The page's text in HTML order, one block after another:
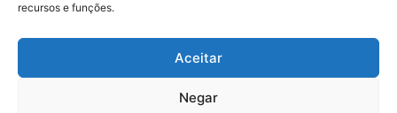
recursos e funções.
Aceitar
Negar
Rua do Sau - Centro - Anadia - AL - CEP:
© 2022 - 2026 Alagoas Brasil Notícias. Todos os
direitos reservados.